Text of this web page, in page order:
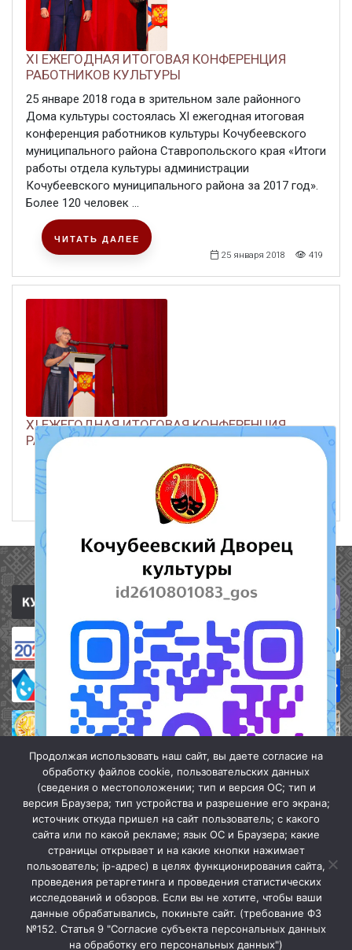
Мы в МАХ
Закрыть
XI ЕЖЕГОДНАЯ ИТОГОВАЯ КОНФЕРЕНЦИЯ
РАБОТНИКОВ КУЛЬТУРЫ
25 январе 2018 года в зрительном зале районного
Дома культуры состоялась XI ежегодная итоговая
конференция работников культуры Кочубеевского
муниципального района Ставропольского края «Итоги
работы отдела культуры администрации
Кочубеевского муниципального района за 2017 год».
Более 120 человек ...
25 января 2018 419
ЧИТАТЬ ДАЛЕЕ
XI ЕЖЕГОДНАЯ ИТОГОВАЯ КОНФЕРЕНЦИЯ
РАБОТНИКОВ КУЛЬТУРЫ
Полезные ссылки
«Кочубеевская централизованная клубная система» © 2026
Продолжая использовать наш сайт, вы даете согласие на
обработку файлов cookie, пользовательских данных
(сведения о местоположении; тип и версия ОС; тип и
версия Браузера; тип устройства и разрешение его экрана;
источник откуда пришел на сайт пользователь; с какого
сайта или по какой рекламе; язык ОС и Браузера; какие
страницы открывает и на какие кнопки нажимает
пользователь; ip-адрес) в целях функционирования сайта,
проведения ретаргетинга и проведения статистических
исследований и обзоров. Если вы не хотите, чтобы ваши
данные обрабатывались, покиньте сайт. (требование ФЗ
№152. Статья 9 "Согласие субъекта персональных данных
на обработку его персональных данных")